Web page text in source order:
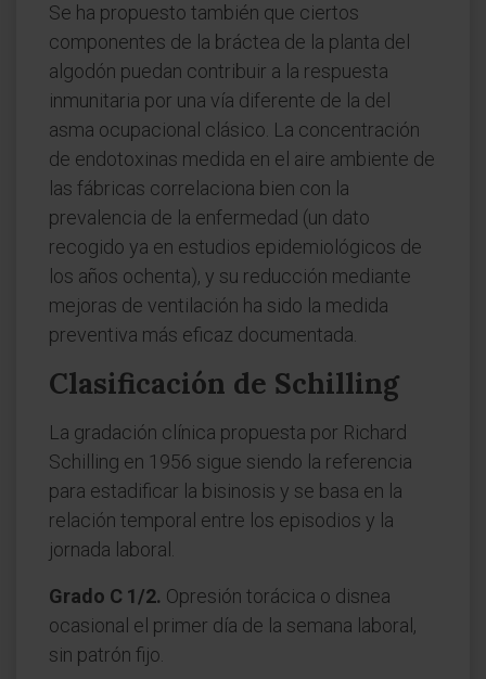
Se ha propuesto también que ciertos
componentes de la bráctea de la planta del
algodón puedan contribuir a la respuesta
inmunitaria por una vía diferente de la del
asma ocupacional clásico. La concentración
de endotoxinas medida en el aire ambiente de
las fábricas correlaciona bien con la
prevalencia de la enfermedad (un dato
recogido ya en estudios epidemiológicos de
los años ochenta), y su reducción mediante
mejoras de ventilación ha sido la medida
preventiva más eficaz documentada.
Clasificación de Schilling
La gradación clínica propuesta por Richard
Schilling en 1956 sigue siendo la referencia
para estadificar la bisinosis y se basa en la
relación temporal entre los episodios y la
jornada laboral.
Grado C 1/2. Opresión torácica o disnea
ocasional el primer día de la semana laboral,
sin patrón fijo.